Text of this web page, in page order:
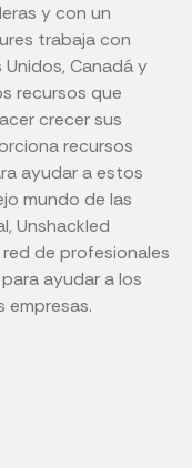
y con un
trabaja con
Canadá y
recursos que
crecer sus
recursos
ayudar a estos
mundo de las
Unshackled
de profesionales
ayudar a los
empresas.